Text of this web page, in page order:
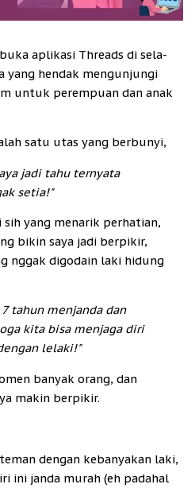
aplikasi Threads di sela-
yang hendak mengunjungi
untuk perempuan dan anak
satu utas yang berbunyi,
jadi tahu ternyata
setia!"
yang menarik perhatian,
bikin saya jadi berpikir,
nggak digodain laki hidung
tahun menjanda dan
kita bisa menjaga diri
lelaki!"
banyak orang, dan
makin berpikir.
dengan kebanyakan laki,
ini janda murah (eh padahal